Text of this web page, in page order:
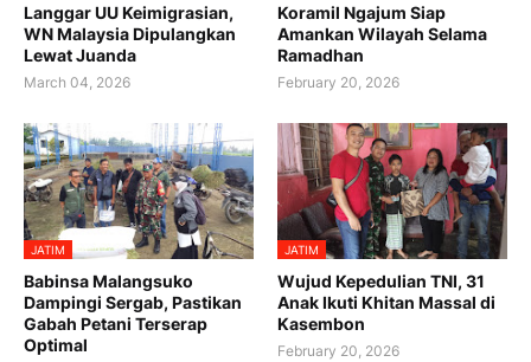
Langgar UU Keimigrasian,
WN Malaysia Dipulangkan
Lewat Juanda
March 04, 2026
Koramil Ngajum Siap
Amankan Wilayah Selama
Ramadhan
February 20, 2026
JATIM
Babinsa Malangsuko
Dampingi Sergab, Pastikan
Gabah Petani Terserap
Optimal
JATIM
Wujud Kepedulian TNI, 31
Anak Ikuti Khitan Massal di
Kasembon
February 20, 2026